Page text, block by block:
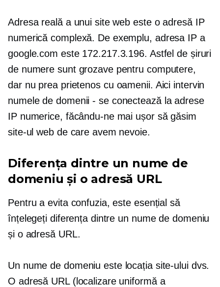
Adresa reală a unui site web este o adresă IP
numerică complexă. De exemplu, adresa IP a
google.com este 172.217.3.196. Astfel de șiruri
de numere sunt grozave pentru computere,
dar nu prea prietenos cu oamenii. Aici intervin
numele de domenii- se conectează la adrese
IP numerice, făcându-ne mai ușor să găsim
site-ul web de care avem nevoie.
Diferența dintre un nume de
domeniu și o adresă URL
Pentru a evita confuzia, este esențial să
înțelegeți diferența dintre un nume de domeniu
și o adresă URL.
Un nume de domeniu este locația site-ului dvs.
O adresă URL (localizare uniformă a